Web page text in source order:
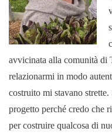
avvicinata alla comunità di
relazionarmi in modo
costruito mi stavano
progetto perché credo che
per costruire qualcosa di